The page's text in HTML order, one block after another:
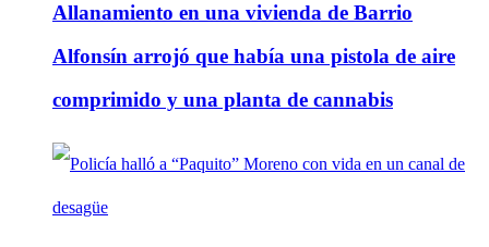
Allanamiento en una vivienda de Barrio
Alfonsín arrojó que había una pistola de aire
comprimido y una planta de cannabis